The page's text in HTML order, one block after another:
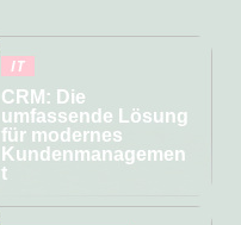
IT
CRM: Die
umfassende Lösung
für modernes
Kundenmanagemen
t